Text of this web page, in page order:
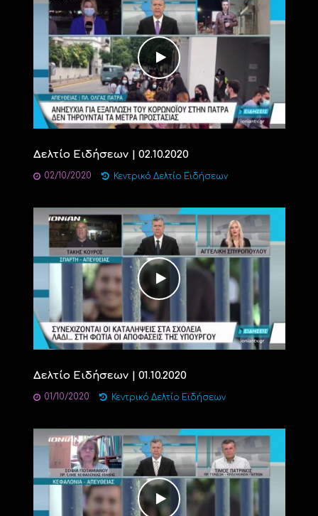
Δελτίο Ειδήσεων | 02.10.2020
02/10/2020 Κεντρικό Δελτίο Ειδήσεων
Δελτίο Ειδήσεων | 01.10.2020
01/10/2020 Κεντρικό Δελτίο Ειδήσεων